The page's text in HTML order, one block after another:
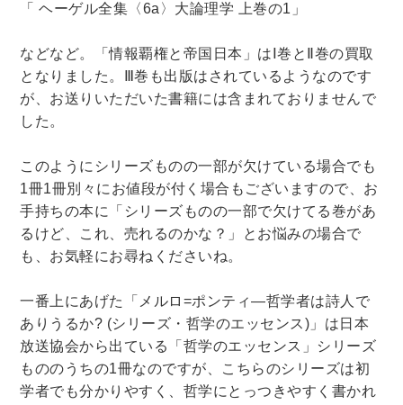
宇宙学・天文学 工学書 数学書
農学
金属・鉱学
電気・通信
IT・テクノロジー・コンピュータ
エネルギー
医学書・東洋医学書
歯学書・歯科衛生士 看護学書
眼科学
精神医学書
臨床医学一般
薬学書
リハビリテーション医学
整形外科学
暮らし・趣味・実用書他
暮らしと健康
「 ヘーゲル全集〈6a〉大論理学 上巻の1」
などなど。「情報覇権と帝国日本」はⅠ巻とⅡ巻の買取
となりました。Ⅲ巻も出版はされているようなのです
が、お送りいただいた書籍には含まれておりませんで
した。
このようにシリーズものの一部が欠けている場合でも
1冊1冊別々にお値段が付く場合もございますので、お
手持ちの本に「シリーズものの一部で欠けてる巻があ
るけど、これ、売れるのかな？」とお悩みの場合で
も、お気軽にお尋ねくださいね。
一番上にあげた「メルロ=ポンティ―哲学者は詩人で
ありうるか? (シリーズ・哲学のエッセンス)」は日本
放送協会から出ている「哲学のエッセンス」シリーズ
もののうちの1冊なのですが、こちらのシリーズは初
学者でも分かりやすく、哲学にとっつきやすく書かれ